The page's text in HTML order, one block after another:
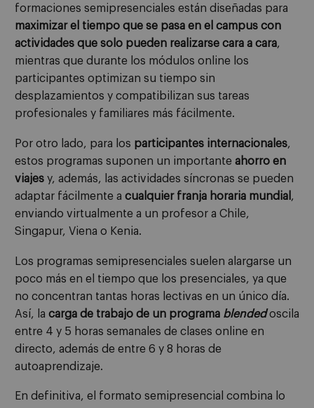
formaciones semipresenciales están diseñadas para
maximizar el tiempo que se pasa en el campus con
actividades que solo pueden realizarse cara a cara,
mientras que durante los módulos online los
participantes optimizan su tiempo sin
desplazamientos y compatibilizan sus tareas
profesionales y familiares más fácilmente.
Por otro lado, para los participantes internacionales,
estos programas suponen un importante ahorro en
viajes y, además, las actividades síncronas se pueden
adaptar fácilmente a cualquier franja horaria mundial ,
enviando virtualmente a un profesor a Chile,
Singapur, Viena o Kenia.
Los programas semipresenciales suelen alargarse un
poco más en el tiempo que los presenciales, ya que
no concentran tantas horas lectivas en un único día.
Así, la carga de trabajo de un programa blendedoscila
entre 4 y 5 horas semanales de clases online en
directo, además de entre 6 y 8 horas de
autoaprendizaje.
En definitiva, el formato semipresencial combina lo